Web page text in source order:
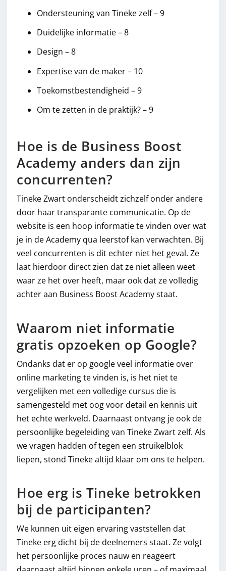
Ondersteuning van Tineke zelf – 9
Duidelijke informatie – 8
Design – 8
Expertise van de maker – 10
Toekomstbestendigheid – 9
Om te zetten in de praktijk? – 9
Hoe is de Business Boost
Academy anders dan zijn
concurrenten?
Tineke Zwart onderscheidt zichzelf onder andere
door haar transparante communicatie. Op de
website is een hoop informatie te vinden over wat
je in de Academy qua leerstof kan verwachten. Bij
veel concurrenten is dit echter niet het geval. Ze
laat hierdoor direct zien dat ze niet alleen weet
waar ze het over heeft, maar ook dat ze volledig
achter aan Business Boost Academy staat.
Waarom niet informatie
gratis opzoeken op Google?
Ondanks dat er op google veel informatie over
online marketing te vinden is, is het niet te
vergelijken met een volledige cursus die is
samengesteld met oog voor detail en kennis uit
het echte werkveld. Daarnaast ontvang je ook de
persoonlijke begeleiding van Tineke Zwart zelf. Als
we vragen hadden of tegen een struikelblok
liepen, stond Tineke altijd klaar om ons te helpen.
Hoe erg is Tineke betrokken
bij de participanten?
We kunnen uit eigen ervaring vaststellen dat
Tineke erg dicht bij de deelnemers staat. Ze volgt
het persoonlijke proces nauw en reageert